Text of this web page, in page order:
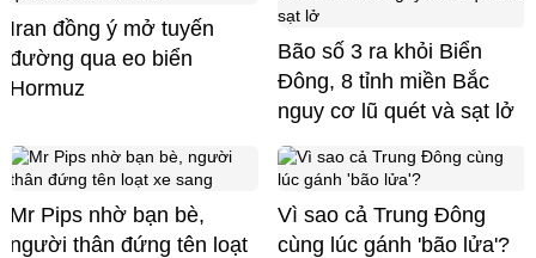
Iran đồng ý mở tuyến
đường qua eo biển
Hormuz
Bão số 3 ra khỏi Biển
Đông, 8 tỉnh miền Bắc
nguy cơ lũ quét và sạt lở
Mr Pips nhờ bạn bè,
người thân đứng tên loạt
Vì sao cả Trung Đông
cùng lúc gánh 'bão lửa'?